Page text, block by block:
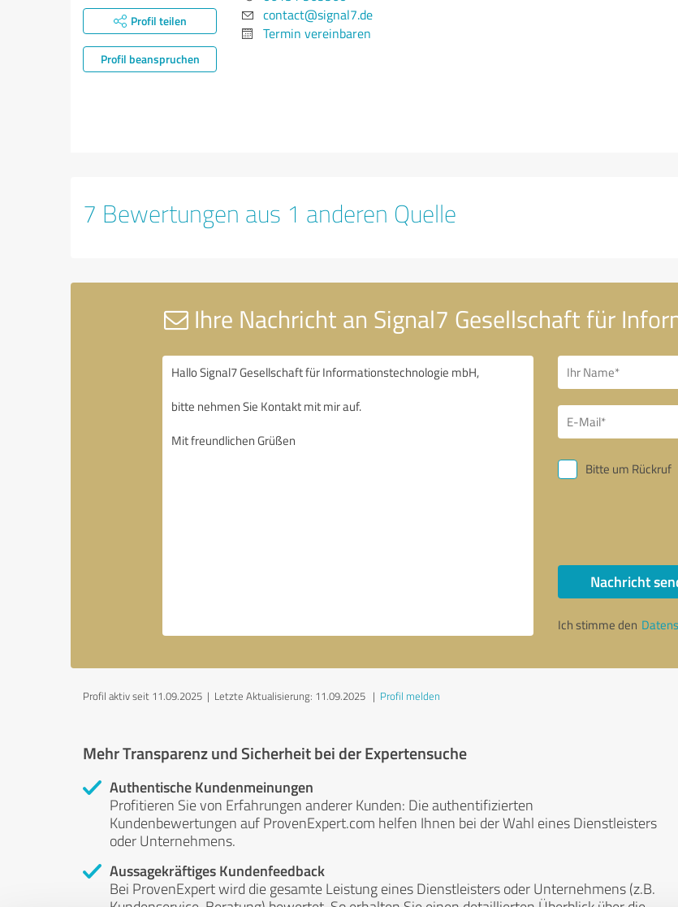
Profil teilen
Profil beanspruchen
contact@signal7.de
Termin vereinbaren
7 Bewertungen aus 1 anderen Quelle
Ihre Nachricht an Signal7 Gesellschaft für
Bitte um Rückruf
Nachricht
Ich stimme den
Profil aktiv seit 11.09.2025 | Letzte Aktualisierung: 11.09.2025 | Profil melden
Mehr Transparenz und Sicherheit bei der Expertensuche
Authentische Kundenmeinungen
Profitieren Sie von Erfahrungen anderer Kunden: Die authentifizierten
Kundenbewertungen auf ProvenExpert.com helfen Ihnen bei der Wahl eines Dienstleisters
oder Unternehmens.
Aussagekräftiges Kundenfeedback
Bei ProvenExpert wird die gesamte Leistung eines Dienstleisters oder Unternehmens (z.B.